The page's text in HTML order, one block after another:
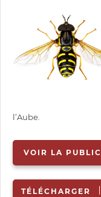
l’Aube.
VOIR LA
TÉLÉCHARGER